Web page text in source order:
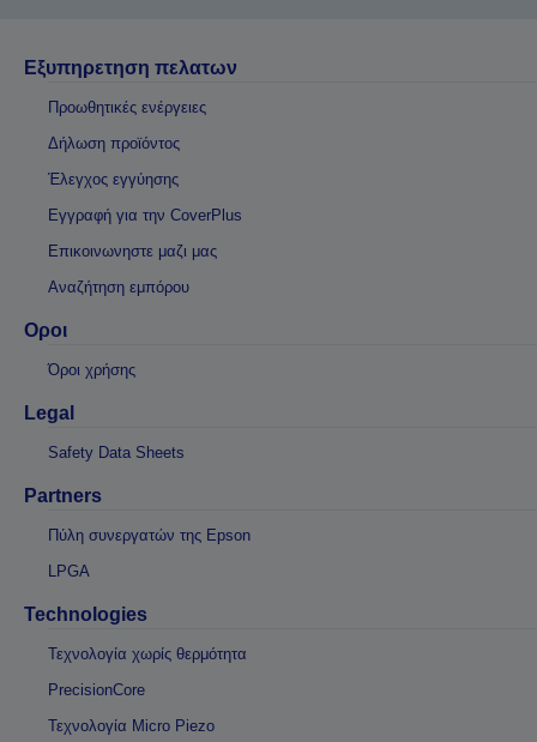
Εξυπηρετηση πελατων
Προωθητικές ενέργειες
Δήλωση προϊόντος
Έλεγχος εγγύησης
Εγγραφή για την CoverPlus
Επικοινωνηστε μαζι μας
Αναζήτηση εμπόρου
Οροι
Όροι χρήσης
Legal
Safety Data Sheets
Partners
Πύλη συνεργατών της Epson
LPGA
Technologies
Τεχνολογία χωρίς θερμότητα
PrecisionCore
Τεχνολογία Micro Piezo